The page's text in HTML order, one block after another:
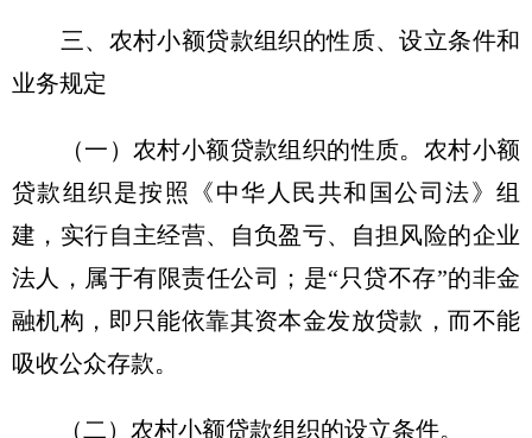
三、农村小额贷款组织的性质、设立条件和
业务规定
（一）农村小额贷款组织的性质。农村小额
贷款组织是按照《中华人民共和国公司法》组
建，实行自主经营、自负盈亏、自担风险的企业
法人，属于有限责任公司；是“只贷不存”的非金
融机构，即只能依靠其资本金发放贷款，而不能
吸收公众存款。
（二）农村小额贷款组织的设立条件。